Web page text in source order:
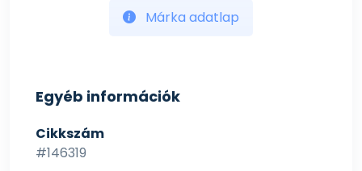
Márka adatlap
Egyéb információk
Cikkszám
#146319